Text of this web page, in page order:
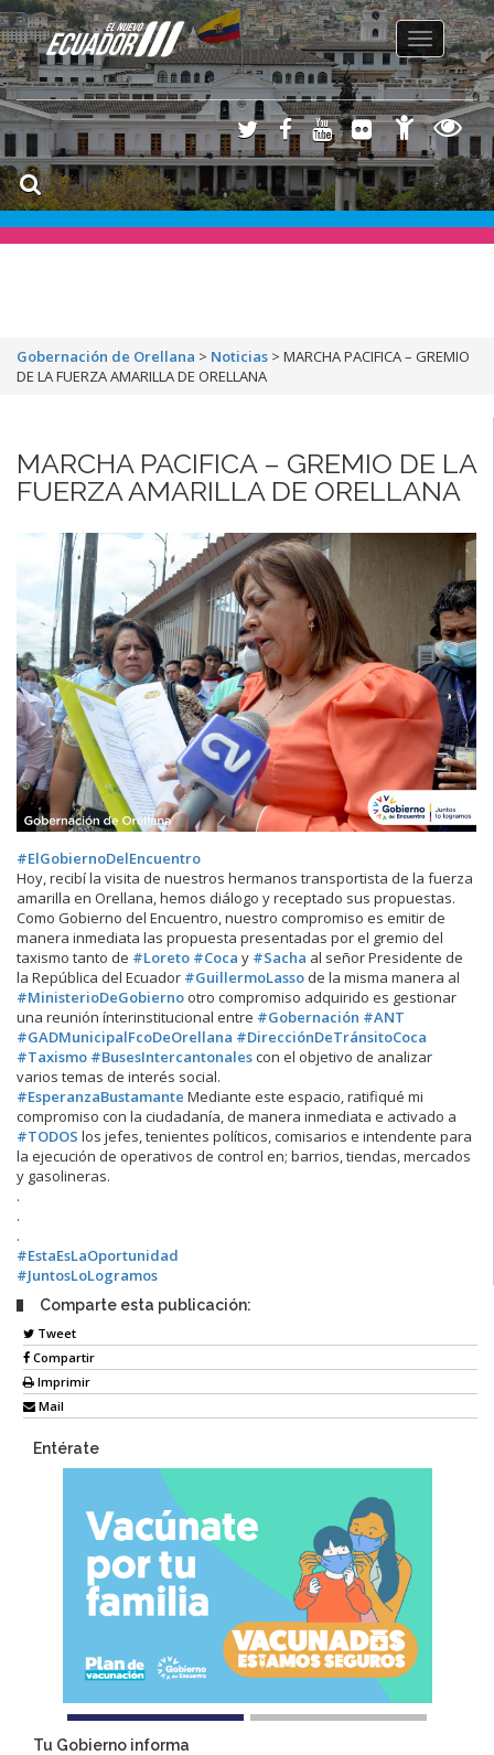
Toggle
navigation
Gobernación de Orellana > Noticias > MARCHA PACIFICA – GREMIO
DE LA FUERZA AMARILLA DE ORELLANA
MARCHA PACIFICA – GREMIO DE LA
FUERZA AMARILLA DE ORELLANA
#ElGobiernoDelEncuentro
Hoy, recibí la visita de nuestros hermanos transportista de la fuerza
amarilla en Orellana, hemos diálogo y receptado sus propuestas.
Como Gobierno del Encuentro, nuestro compromiso es emitir de
manera inmediata las propuesta presentadas por el gremio del
taxismo tanto de #Loreto #Coca y #Sacha al señor Presidente de
la República del Ecuador #GuillermoLasso de la misma manera al
#MinisterioDeGobierno otro compromiso adquirido es gestionar
una reunión ínterinstitucional entre #Gobernación #ANT
#GADMunicipalFcoDeOrellana #DirecciónDeTránsitoCoca
#Taxismo #BusesIntercantonalescon el objetivo de analizar
varios temas de interés social.
#EsperanzaBustamante Mediante este espacio, ratifiqué mi
compromiso con la ciudadanía, de manera inmediata e activado a
#TODOS los jefes, tenientes políticos, comisarios e intendente para
la ejecución de operativos de control en; barrios, tiendas, mercados
y gasolineras.
.
.
.
#EstaEsLaOportunidad
#JuntosLoLogramos
Comparte esta publicación:
Tweet
Compartir
Imprimir
Mail
Entérate
Tu Gobierno informa